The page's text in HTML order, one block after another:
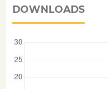
DOWNLOADS